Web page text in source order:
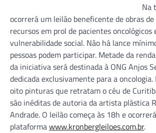
Na
ocorrerá um leilão beneficente de obras
recursos em prol de pacientes oncológicos
vulnerabilidade social. Não há lance
pessoas podem participar. Metade da
da iniciativa será destinada à ONG Anjos
dedicada exclusivamente para a
oito pinturas que retratam o céu de
são inéditas de autoria da artista plástica
Andrade. O leilão começa às 18h e
plataformawww.kronbergleiloes.com.br.